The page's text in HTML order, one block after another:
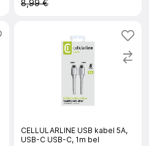
8,99 €
CELLULARLINE USB kabel 5A,
USB-C USB-C, 1m bel